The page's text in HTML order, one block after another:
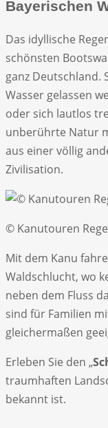
Bayerischen
Das idyllische
schönsten
ganz Deutschland.
Wasser gelassen
oder sich lautlos
unberührte Natur
aus einer völlig
Zivilisation.
© Kanutouren
Mit dem Kanu
Waldschlucht, wo
neben dem Fluss
sind für Familien
gleichermaßen
Erleben Sie den „
traumhaften
bekannt ist.